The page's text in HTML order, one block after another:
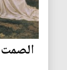
الصمت